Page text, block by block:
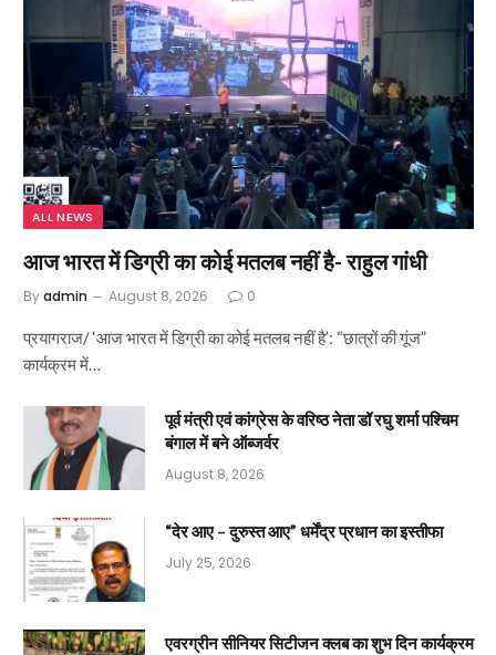
ALL NEWS
आज भारत में डिग्री का कोई मतलब नहीं है- राहुल गांधी
Byadmin August 8, 2026 0
प्रयागराज/ ‘आज भारत में डिग्री का कोई मतलब नहीं है’: “छात्रों की गूंज”
कार्यक्रम में…
पूर्व मंत्री एवं कांग्रेस के वरिष्ठ नेता डॉ रघु शर्मा पश्चिम
बंगाल में बने ऑब्जर्वर
August 8, 2026
“देर आए – दुरुस्त आए” धर्मेंद्र प्रधान का इस्तीफा
July 25, 2026
एवरग्रीन सीनियर सिटीजन क्लब का शुभ दिन कार्यक्रम